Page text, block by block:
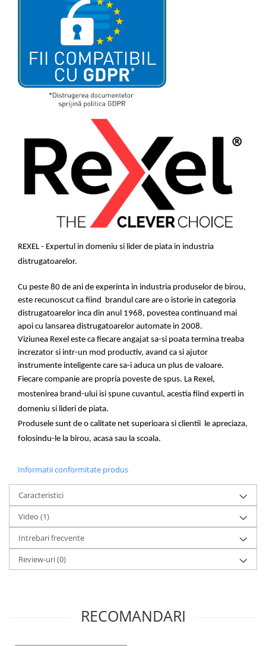
REXEL - Expertul in domeniu si lider de piata in industria
distrugatoarelor.
Cu peste 80 de ani de experinta in industria produselor de birou,
este recunoscut ca fiind brandul care are o istorie in categoria
distrugatoarelor inca din anul 1968, povestea continuand mai
apoi cu lansarea distrugatoarelor automate in 2008.
Viziunea Rexel este ca fiecare angajat sa-si poata termina treaba
increzator si intr-un mod productiv, avand ca si ajutor
instrumente inteligente care sa-i aduca un plus de valoare.
Fiecare companie are propria poveste de spus. La Rexel,
mostenirea brand-ului isi spune cuvantul , acestia fiind experti in
domeniu si lideri de piata.
Produsele sunt de o calitate net superioara si clientii le apreciaza,
folosindu-le la birou, acasa sau la scoala.
Informatii conformitate produs
Caracteristici
Video (1)
Intrebari frecvente
Review-uri(0)
RECOMANDARI